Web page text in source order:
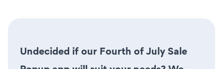
Undecided if our Fourth of July Sale